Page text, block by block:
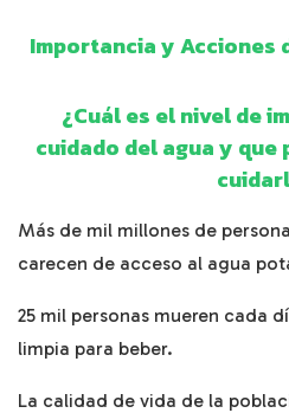
Importancia y Acciones
¿Cuál es el nivel de
cuidado del agua y que
Más de mil millones de
carecen de acceso al agua
25 mil personas mueren cada
limpia para beber.
La calidad de vida de la